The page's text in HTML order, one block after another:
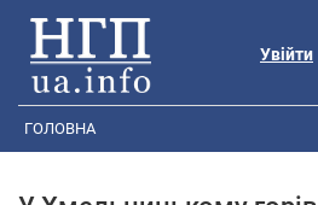
Увійти
ГОЛОВНА